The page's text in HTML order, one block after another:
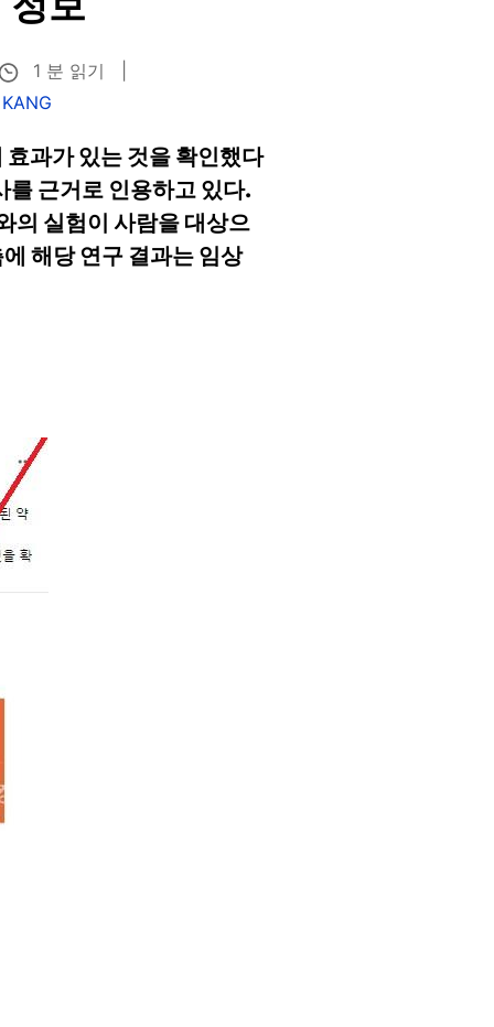
1 분 읽기
과가 있는 것을 확인했다
근거로 인용하고 있다.
의 실험이 사람을 대상으
해당 연구 결과는 임상